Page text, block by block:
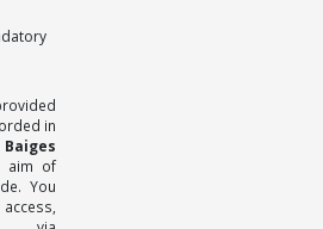
in
aim of
You